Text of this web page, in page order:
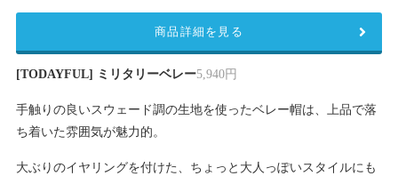
[TODAYFUL] ミリタリーベレー5,940円
手触りの良いスウェード調の生地を使ったベレー帽は、上品で落
ち着いた雰囲気が魅力的。
大ぶりのイヤリングを付けた、ちょっと大人っぽいスタイルにも
商品詳細を見る